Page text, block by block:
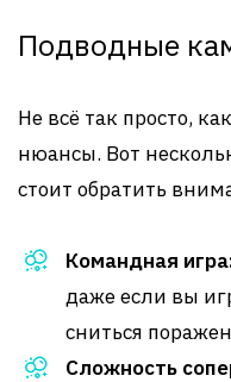
Подводные
Не всё так просто,
нюансы. Вот
стоит обратить
Командная
даже если вы
сниться
Сложность